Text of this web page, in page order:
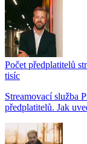
Počet předplatitelů
tisíc
Streamovací služba
předplatitelů. Jak